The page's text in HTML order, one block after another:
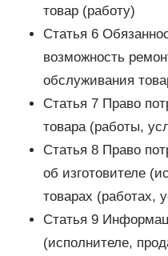
товар (работу)
Статья 6
возможность
обслуживания
Статья 7 Право
товара (работы,
Статья 8 Право
об изготовителе
товарах (работах,
Статья 9
(исполнителе,